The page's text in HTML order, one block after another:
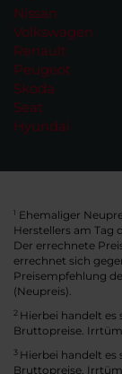
Nissan
Volkswagen
Renault
Peugeot
Skoda
Seat
Hyundai
1 Ehemaliger
Herstellers am Tag
Der errechnete
errechnet sich
Preisempfehlung
(Neupreis).
2 Hierbei handelt es
Bruttopreise.
3 Hierbei handelt es
Bruttopreise.